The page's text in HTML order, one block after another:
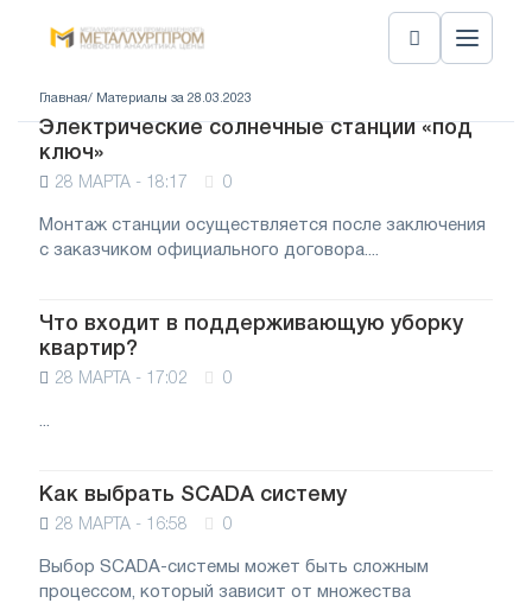
Главная/ Материалы за 28.03.2023
Электрические солнечные станции «под
ключ»
28 МАРТА - 18:17 0
Монтаж станции осуществляется после заключения
с заказчиком официального договора....
Что входит в поддерживающую уборку
квартир?
28 МАРТА - 17:02 0
...
Как выбрать SCADA систему
28 МАРТА - 16:58 0
Выбор SCADA-системы может быть сложным
процессом, который зависит от множества